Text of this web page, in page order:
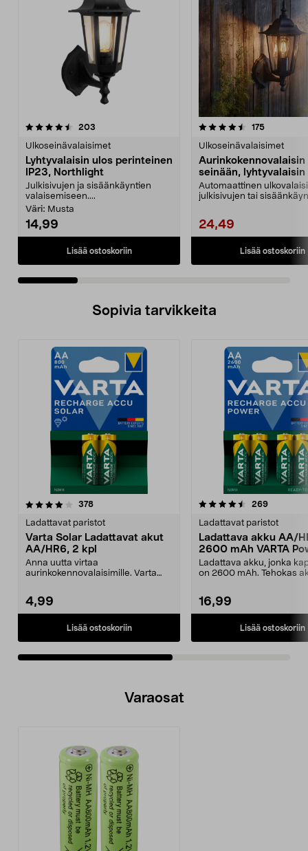
203
Ulkoseinävalaisimet
Lyhtyvalaisin ulos perinteinen
IP23, Northlight
Julkisivujen ja sisäänkäyntien
valaisemiseen....
Väri: Musta
14,99
Lisää ostoskoriin
4.5 viidestä
175arvostelut
Ulkoseinävalaisimet
Aurinkokennovalaisin
seinään, lyhtyvalaisin
Automaattinen
julkisivujen tai
24,49
Lisää ostoskoriin
4.5 viidestä
Sopivia tarvikkeita
378arvostelut
Ladattavat paristot
Varta Solar Ladattavat akut
AA/HR6, 2 kpl
Anna uutta virtaa
aurinkokennovalaisimille. Varta
4,99
Lisää ostoskoriin
4.5viidestä
269arvostelut
Ladattavat paristot
Ladattava akku AA/
2600 mAh VARTA
Ladattava akku, jonka
on 2600 mAh. Tehokas
16,99
Lisää ostoskoriin
4.5viidestä
Varaosat